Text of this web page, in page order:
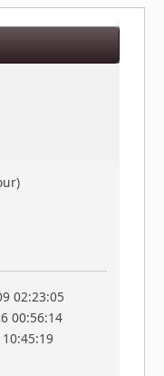
02:23:05
00:56:14